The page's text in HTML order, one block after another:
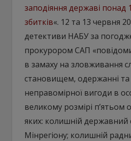
заподіяння державі понад
збитків«. 12 та 13 червня
детективи НАБУ за
прокурором САП
в замаху на зловживання
становищем, одержанні та
неправомірної вигоди в
великому розмірі п’ятьом
яких: колишній державний
Мінрегіону; колишній